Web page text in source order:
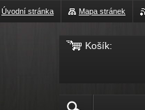
Mapa stránek
Úvodní stránka
Košík: